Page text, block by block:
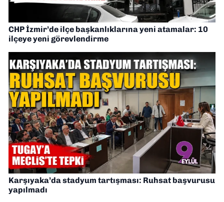
CHP İzmir’de ilçe başkanlıklarına yeni atamalar: 10
ilçeye yeni görevlendirme
Karşıyaka’da stadyum tartışması: Ruhsat başvurusu
yapılmadı